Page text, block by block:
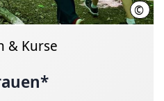
©
& Kurse